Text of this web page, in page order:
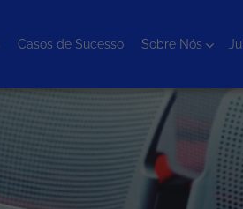
Casos de Sucesso Sobre Nós